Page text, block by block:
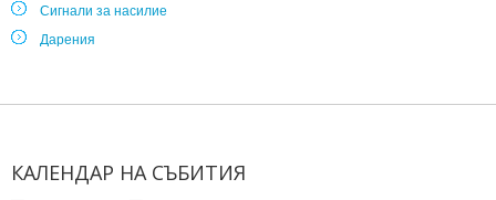
Сигнали за насилие
Дарения
КАЛЕНДАР НА СЪБИТИЯ